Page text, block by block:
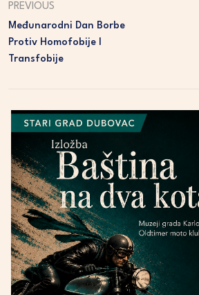
PREVIOUS
Međunarodni Dan Borbe
Protiv Homofobije I
Transfobije